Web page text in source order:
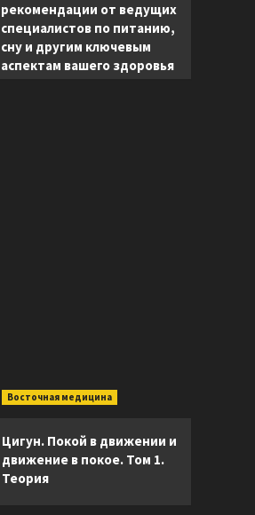
рекомендации от ведущих
специалистов по питанию,
сну и другим ключевым
аспектам вашего здоровья
Восточная медицина
Цигун. Покой в движении и
движение в покое. Том 1.
Теория